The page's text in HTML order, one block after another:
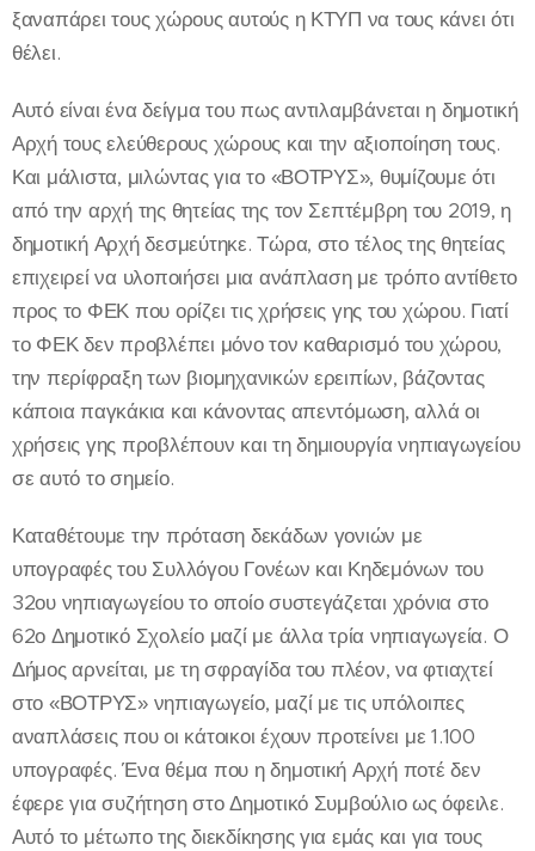
ξαναπάρει τους χώρους αυτούς η ΚΤΥΠ να τους κάνει ότι
θέλει.
Αυτό είναι ένα δείγμα του πως αντιλαμβάνεται η δημοτική
Αρχή τους ελεύθερους χώρους και την αξιοποίηση τους.
Και μάλιστα, μιλώντας για το «ΒΟΤΡΥΣ», θυμίζουμε ότι
από την αρχή της θητείας της τον Σεπτέμβρη του 2019, η
δημοτική Αρχή δεσμεύτηκε. Τώρα, στο τέλος της θητείας
επιχειρεί να υλοποιήσει μια ανάπλαση με τρόπο αντίθετο
προς το ΦΕΚ που ορίζει τις χρήσεις γης του χώρου. Γιατί
το ΦΕΚ δεν προβλέπει μόνο τον καθαρισμό του χώρου,
την περίφραξη των βιομηχανικών ερειπίων, βάζοντας
κάποια παγκάκια και κάνοντας απεντόμωση, αλλά οι
χρήσεις γης προβλέπουν και τη δημιουργία νηπιαγωγείου
σε αυτό το σημείο.
Καταθέτουμε την πρόταση δεκάδων γονιών με
υπογραφές του Συλλόγου Γονέων και Κηδεμόνων του
32ου νηπιαγωγείου το οποίο συστεγάζεται χρόνια στο
62ο Δημοτικό Σχολείο μαζί με άλλα τρία νηπιαγωγεία. Ο
Δήμος αρνείται, με τη σφραγίδα του πλέον, να φτιαχτεί
στο «ΒΟΤΡΥΣ» νηπιαγωγείο, μαζί με τις υπόλοιπες
αναπλάσεις που οι κάτοικοι έχουν προτείνει με 1.100
υπογραφές. Ένα θέμα που η δημοτική Αρχή ποτέ δεν
έφερε για συζήτηση στο Δημοτικό Συμβούλιο ως όφειλε.
Αυτό το μέτωπο της διεκδίκησης για εμάς και για τους